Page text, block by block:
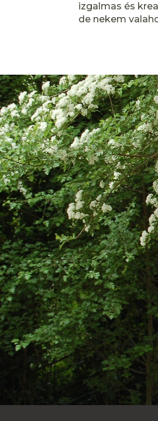
izgalmas és
de nekem